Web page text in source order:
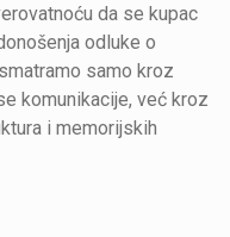
da se kupac
odluke o
samo kroz
komunikacije, već kroz
i memorijskih